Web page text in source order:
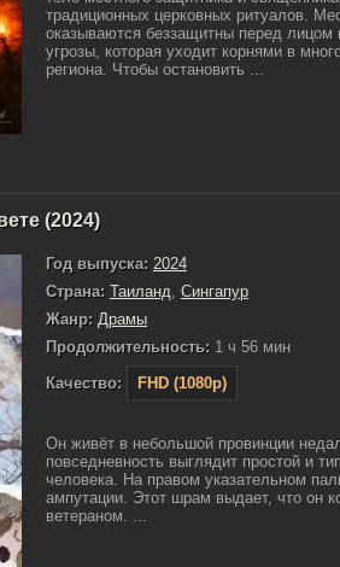
традиционных церковных ритуалов.
оказываются беззащитны перед лицом
угрозы, которая уходит корнями в
региона. Чтобы остановить ...
(2024)
Год выпуска: 2024
Страна: Таиланд Сингапур
Жанр: Драмы
Продолжительность: 1 ч 56 мин
Качество:
FHD (1080p)
Он живёт в небольшой провинции
повседневность выглядит простой и
человека. На правом указательном
ампутации. Этот шрам выдает, что он
ветераном. ...